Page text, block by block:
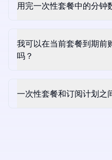
用完一次性套餐中的分钟
我可以在当前套餐到期前
吗？
一次性套餐和订阅计划之